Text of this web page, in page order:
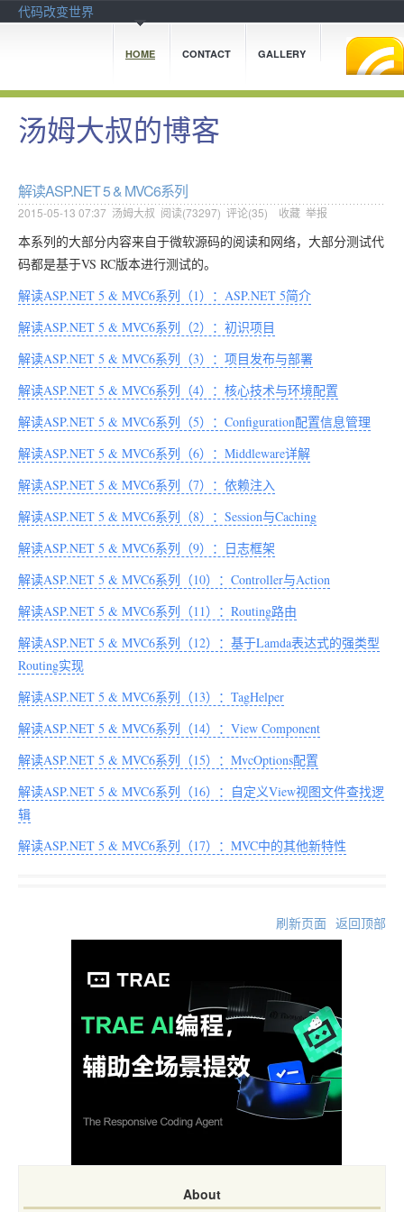
代码改变世界
HOME CONTACT GALLERY
汤姆大叔的博客
解读ASP.NET 5 & MVC6系列
2015-05-13 07:37 汤姆大叔 阅读(73297) 评论(35) 收藏 举报
本系列的大部分内容来自于微软源码的阅读和网络，大部分测试代
码都是基于VS RC版本进行测试的。
解读ASP.NET 5 & MVC6系列（1）：ASP.NET 5简介
解读ASP.NET 5 & MVC6系列（2）：初识项目
解读ASP.NET 5 & MVC6系列（3）：项目发布与部署
解读ASP.NET 5 & MVC6系列（4）：核心技术与环境配置
解读ASP.NET 5 & MVC6系列（5）：Configuration配置信息管理
解读ASP.NET 5 & MVC6系列（6）：Middleware详解
解读ASP.NET 5 & MVC6系列（7）：依赖注入
解读ASP.NET 5 & MVC6系列（8）：Session与Caching
解读ASP.NET 5 & MVC6系列（9）：日志框架
解读ASP.NET 5 & MVC6系列（10）：Controller与Action
解读ASP.NET 5 & MVC6系列（11）：Routing路由
解读ASP.NET 5 & MVC6系列（12）：基于Lamda表达式的强类型
Routing实现
解读ASP.NET 5 & MVC6系列（13）：TagHelper
解读ASP.NET 5 & MVC6系列（14）：View Component
解读ASP.NET 5 & MVC6系列（15）：MvcOptions配置
解读ASP.NET 5 & MVC6系列（16）：自定义View视图文件查找逻
辑
解读ASP.NET 5 & MVC6系列（17）：MVC中的其他新特性
刷新页面 返回顶部
About